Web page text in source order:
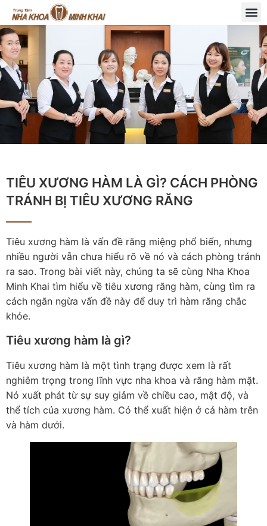
TIÊU XƯƠNG HÀM LÀ GÌ? CÁCH PHÒNG
TRÁNH BỊ TIÊU XƯƠNG RĂNG
Tiêu xương hàm là vấn đề răng miệng phổ biến, nhưng
nhiều người vẫn chưa hiểu rõ về nó và cách phòng tránh
ra sao. Trong bài viết này, chúng ta sẽ cùng Nha Khoa
Minh Khai tìm hiểu về tiêu xương răng hàm, cùng tìm ra
cách ngăn ngừa vấn đề này để duy trì hàm răng chắc
khỏe.
Tiêu xương hàm là gì?
Tiêu xương hàm là một tình trạng được xem là rất
nghiêm trọng trong lĩnh vực nha khoa và răng hàm mặt.
Nó xuất phát từ sự suy giảm về chiều cao, mật độ, và
thể tích của xương hàm. Có thể xuất hiện ở cả hàm trên
và hàm dưới.